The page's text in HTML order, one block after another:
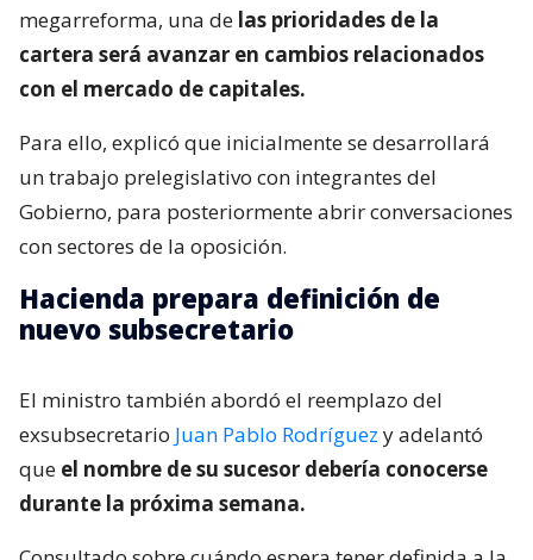
megarreforma, una de las prioridades de la
cartera será avanzar en cambios relacionados
con el mercado de capitales.
Para ello, explicó que inicialmente se desarrollará
un trabajo prelegislativo con integrantes del
Gobierno, para posteriormente abrir conversaciones
con sectores de la oposición.
Hacienda prepara definición de
nuevo subsecretario
El ministro también abordó el reemplazo del
exsubsecretario Juan Pablo Rodríguez y adelantó
que el nombre de su sucesor debería conocerse
durante la próxima semana.